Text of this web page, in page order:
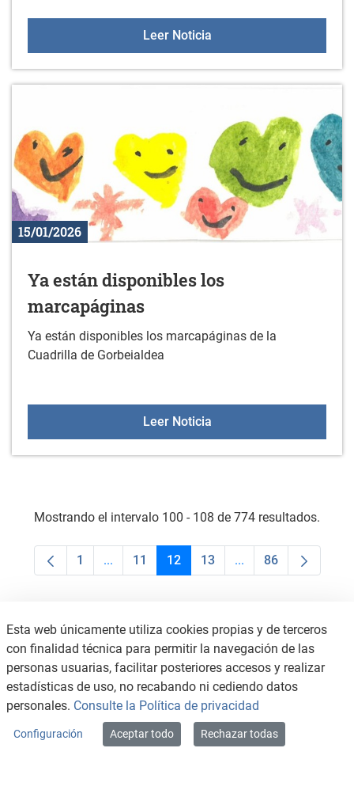
Leer NoticiaVuelve el programa
15/01/2026
Ya están disponibles los
marcapáginas
Ya están disponibles los marcapáginas de la
Cuadrilla de Gorbeialdea
Leer NoticiaYa están disponibles los
Mostrando el intervalo 100 - 108 de 774 resultados.
Página
1 ...Páginas intermedias Use TAB para
Página
11 Página
12 Página
13 ...PáginasPágina
86
CONTACTO
AVISO LEGAL
Esta web únicamente utiliza cookies propias y de terceros
con finalidad técnica para permitir la navegación de las
personas usuarias, facilitar posteriores accesos y realizar
estadísticas de uso, no recabando ni cediendo datos
personales. Consulte la Política de privacidad
Configuración Aceptar todo Rechazar todas